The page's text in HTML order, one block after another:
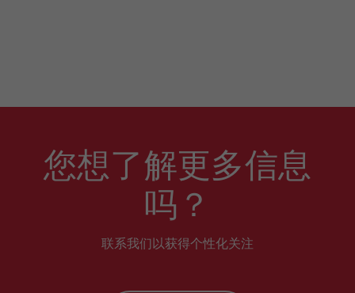
您想了解更多信息
吗？
联系我们以获得个性化关注